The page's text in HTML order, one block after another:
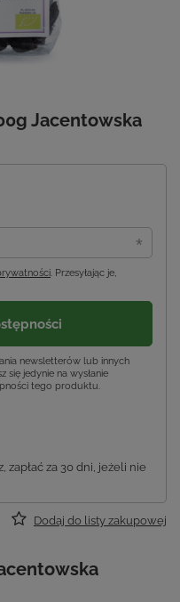
Jacentowska
. Przesyłając je,
newsletterów lub innych
się jedynie na wysłanie
tego produktu.
zapłać za 30 dni, jeżeli nie
Dodaj do listy zakupowej